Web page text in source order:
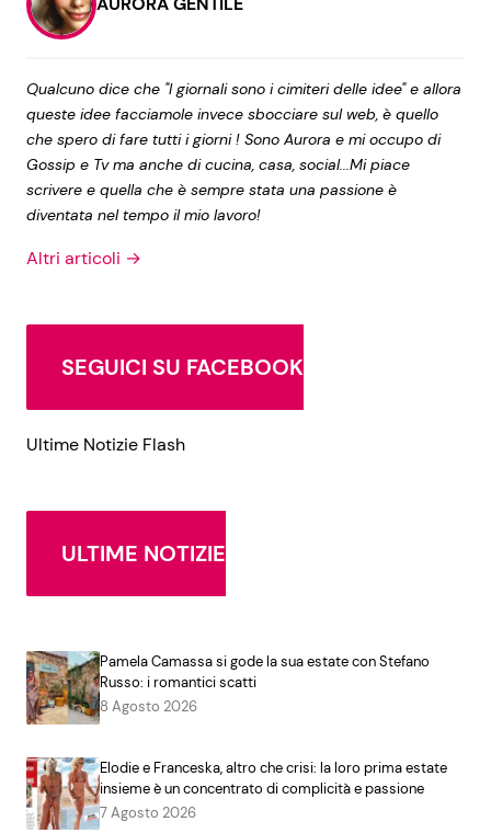
Qualcuno dice che "I giornali sono i cimiteri delle idee" e allora
queste idee facciamole invece sbocciare sul web, è quello
che spero di fare tutti i giorni ! Sono Aurora e mi occupo di
Gossip e Tv ma anche di cucina, casa, social...Mi piace
scrivere e quella che è sempre stata una passione è
diventata nel tempo il mio lavoro!
Altri articoli →
SEGUICI SU FACEBOOK
Ultime Notizie Flash
ULTIME NOTIZIE
Pamela Camassa si gode la sua estate con Stefano
Russo: i romantici scatti
8 Agosto 2026
Elodie e Franceska, altro che crisi: la loro prima estate
insieme è un concentrato di complicità e passione
7 Agosto 2026